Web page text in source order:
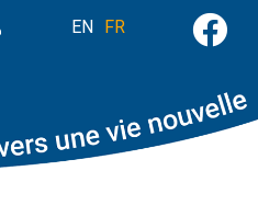
EN FR